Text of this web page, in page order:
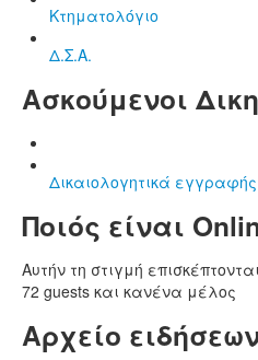
Κτηματολόγιο
Δ.Σ.Α.
Ασκούμενοι
Δικαιολογητικά εγγραφής
Ποιός είναι
Αυτήν τη στιγμή
72 guests και κανένα μέλος
Αρχείο